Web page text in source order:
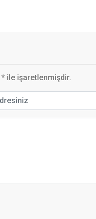
* ile işaretlenmişdir.